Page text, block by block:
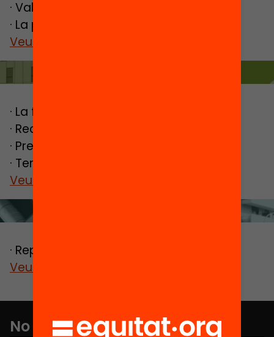
· Valors i característiques
· La prevalença de l’esperit fundacional
Veure més
· La focalització en l’educació
· Recerca que es du a terme
· Presentem l’àrea de programes
· Temes abordats actualment
Veure més
· Reptes de futur, cap a on anem?
Veure més
No et perdis res